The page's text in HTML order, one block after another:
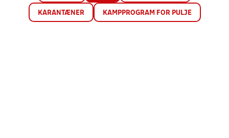
KARANTÆNER KAMPPROGRAM FOR PULJE